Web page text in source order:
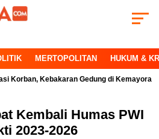
MERTOPOLITAN HUKUM &
Kebakaran Gedung di Kemayoran Makin
Kembali Humas PWI
2023-2026